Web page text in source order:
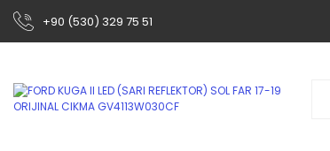
+90 (530) 329 75 51